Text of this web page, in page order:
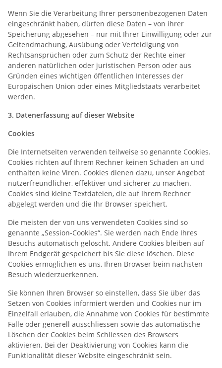
Wenn Sie die Verarbeitung Ihrer personenbezogenen Daten
eingeschränkt haben, dürfen diese Daten – von ihrer
Speicherung abgesehen – nur mit Ihrer Einwilligung oder zur
Geltendmachung, Ausübung oder Verteidigung von
Rechtsansprüchen oder zum Schutz der Rechte einer
anderen natürlichen oder juristischen Person oder aus
Gründen eines wichtigen öffentlichen Interesses der
Europäischen Union oder eines Mitgliedstaats verarbeitet
werden.
3. Datenerfassung auf dieser Website
Cookies
Die Internetseiten verwenden teilweise so genannte Cookies.
Cookies richten auf Ihrem Rechner keinen Schaden an und
enthalten keine Viren. Cookies dienen dazu, unser Angebot
nutzerfreundlicher, effektiver und sicherer zu machen.
Cookies sind kleine Textdateien, die auf Ihrem Rechner
abgelegt werden und die Ihr Browser speichert.
Die meisten der von uns verwendeten Cookies sind so
genannte „Session-Cookies“. Sie werden nach Ende Ihres
Besuchs automatisch gelöscht. Andere Cookies bleiben auf
Ihrem Endgerät gespeichert bis Sie diese löschen. Diese
Cookies ermöglichen es uns, Ihren Browser beim nächsten
Besuch wiederzuerkennen.
Sie können Ihren Browser so einstellen, dass Sie über das
Setzen von Cookies informiert werden und Cookies nur im
Einzelfall erlauben, die Annahme von Cookies für bestimmte
Fälle oder generell ausschliessen sowie das automatische
Löschen der Cookies beim Schliessen des Browsers
aktivieren. Bei der Deaktivierung von Cookies kann die
Funktionalität dieser Website eingeschränkt sein.